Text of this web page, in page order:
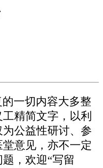
一切内容大多整
精简文字，以利
公益性研讨、参
意见，亦不一定
，欢迎“写留